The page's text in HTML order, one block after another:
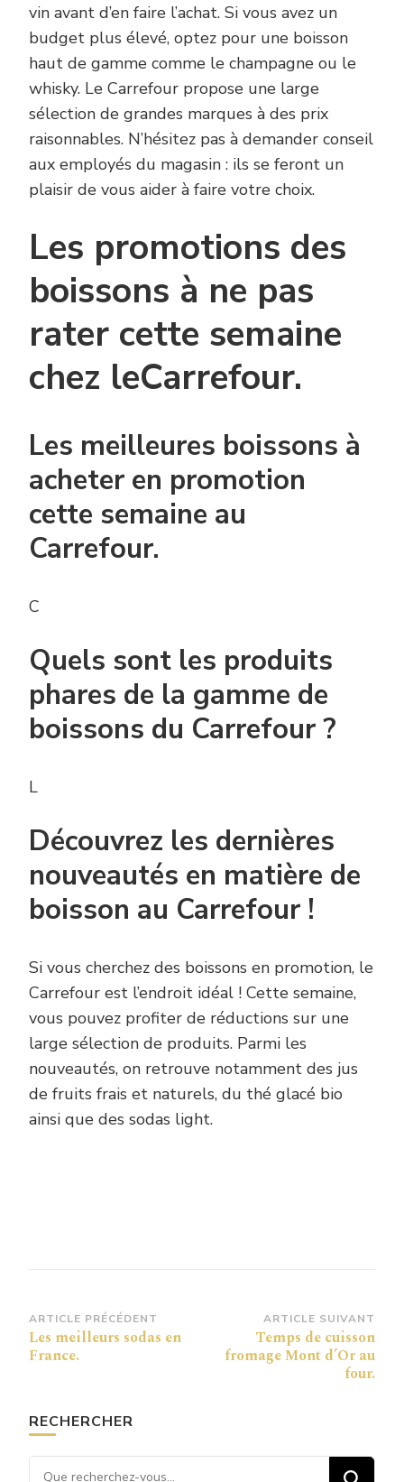
vin avant d’en faire l’achat. Si vous avez un
budget plus élevé, optez pour une boisson
haut de gamme comme le champagne ou le
whisky. Le Carrefour propose une large
sélection de grandes marques à des prix
raisonnables. N’hésitez pas à demander conseil
aux employés du magasin : ils se feront un
plaisir de vous aider à faire votre choix.
Les promotions des
boissons à ne pas
rater cette semaine
chez leCarrefour.
Les meilleures boissons à
acheter en promotion
cette semaine au
Carrefour.
C
Quels sont les produits
phares de la gamme de
boissons du Carrefour ?
L
Découvrez les dernières
nouveautés en matière de
boisson au Carrefour !
Si vous cherchez des boissons en promotion, le
Carrefour est l’endroit idéal ! Cette semaine,
vous pouvez profiter de réductions sur une
large sélection de produits. Parmi les
nouveautés, on retrouve notamment des jus
de fruits frais et naturels, du thé glacé bio
ainsi que des sodas light.
Navigation
d’article
ARTICLE PRÉCÉDENT
Les meilleurs sodas en
France.
ARTICLE SUIVANT
Temps de cuisson
fromage Mont d’Or au
four.
RECHERCHER
Vous recherchiez quelque